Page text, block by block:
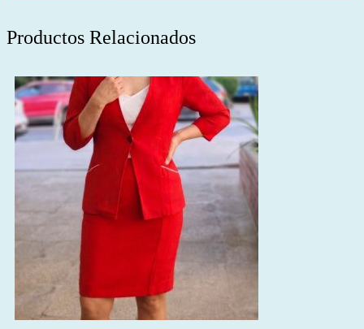
Productos Relacionados